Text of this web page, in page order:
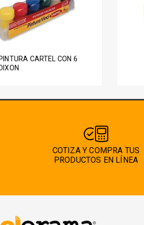
PINTURA CARTEL CON 6
DIXON
elegir
de
COTIZA Y COMPRA TUS
PRODUCTOS EN LÍNEA